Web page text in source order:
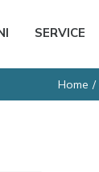
SERVICE
Home